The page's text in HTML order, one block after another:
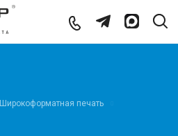
Широкоформатная печать